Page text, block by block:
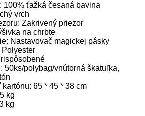
100% ťažká česaná bavlna
vrch
Zakrivený priezor
na chrbte
Nastavovač magickej pásky
Polyester
50ks/polybag/vnútorná škatuľka,
65 * 45 * 38 cm
kg
kg